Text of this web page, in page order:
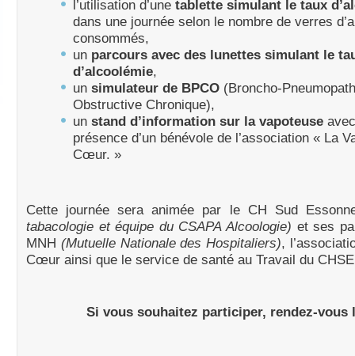
l’utilisation d’unetablette simulant le taux
dans une journée selon le nombre de verres
consommés,
un parcours avec des lunettes simulant le
d’alcoolémie,
unsimulateur de BPCO (Broncho-
Obstructive Chronique),
unstand d’information sur la vapoteuse
présence d’un bénévole de l’association « La
Cœur. »
Cette journée sera animée par le CH Sud
tabacologie et équipe du CSAPA Alcoologie) et ses
MNH (Mutuelle Nationale des Hospitaliers),
Cœur ainsi que le service de santé au Travail du
Si vous souhaitez participer, rendez-vous